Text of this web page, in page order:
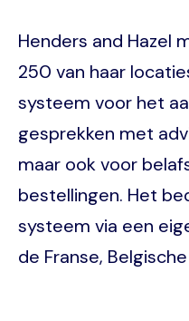
Henders and Hazel
250 van haar
systeem voor het
gesprekken met
maar ook voor
bestellingen. Het
systeem via een
de Franse,